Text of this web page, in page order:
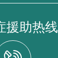
援助热线